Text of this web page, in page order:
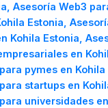
Asesoría Web3
Estonia,
Kohila Estonia,
en
pymes en Kohila
startups en
universidades